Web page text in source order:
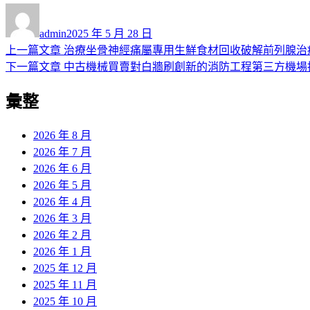
者
admin佈
日
期:
2025 年 5 月 28 日
文
章
導
上一篇文章 上
一
治療坐骨神經痛屬專用生鮮食材回收破解前列腺治
下一篇文章 下
章:
中古機械買賣對白牆刷創新的消防工程第三方機場
彙整
2026 年 8 月
2026 年 7 月
2026 年 6 月
2026 年 5 月
2026 年 4 月
2026 年 3 月
2026 年 2 月
2026 年 1 月
2025 年 12 月
2025 年 11 月
2025 年 10 月